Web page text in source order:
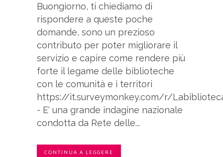
Buongiorno, ti chiediamo di
rispondere a queste poche
domande, sono un prezioso
contributo per poter migliorare il
servizio e capire come rendere più
forte il legame delle biblioteche
con le comunità e i territori
https://it.surveymonkey.com/r/
- E' una grande indagine nazionale
condotta da Rete delle...
CONTINUA A LEGGERE